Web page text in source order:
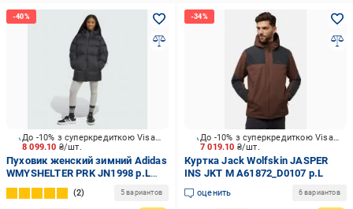
8 099.10 ₴/шт.
До -10% з суперкредиткою Visa Вигода
Пуховик женский зимний Adidas
WMYSHELTER PRK JN1998 р.L
черный
2 5 вариантов
7 019.10 ₴/шт.
До -10% з суперкредиткою Visa Вигода
Куртка Jack Wolfskin JASPER
INS JKT M A61872_D0107 р.L
оценить 6 вариантов